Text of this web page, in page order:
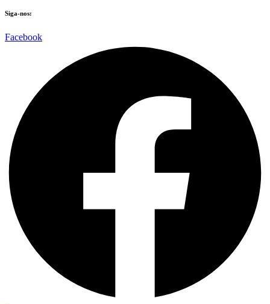
Siga-nos:
Facebook